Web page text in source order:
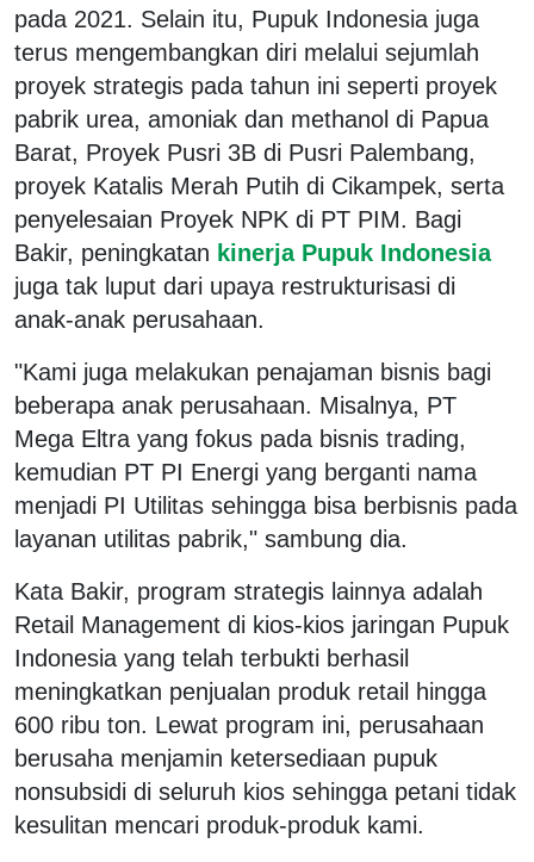
pada 2021. Selain itu, Pupuk Indonesia juga
terus mengembangkan diri melalui sejumlah
proyek strategis pada tahun ini seperti proyek
pabrik urea, amoniak dan methanol di Papua
Barat, Proyek Pusri 3B di Pusri Palembang,
proyek Katalis Merah Putih di Cikampek, serta
penyelesaian Proyek NPK di PT PIM. Bagi
Bakir, peningkatan kinerja Pupuk Indonesia
juga tak luput dari upaya restrukturisasi di
anak-anak perusahaan.
"Kami juga melakukan penajaman bisnis bagi
beberapa anak perusahaan. Misalnya, PT
Mega Eltra yang fokus pada bisnis trading,
kemudian PT PI Energi yang berganti nama
menjadi PI Utilitas sehingga bisa berbisnis pada
layanan utilitas pabrik," sambung dia.
Kata Bakir, program strategis lainnya adalah
Retail Management di kios-kios jaringan Pupuk
Indonesia yang telah terbukti berhasil
meningkatkan penjualan produk retail hingga
600 ribu ton. Lewat program ini, perusahaan
berusaha menjamin ketersediaan pupuk
nonsubsidi di seluruh kios sehingga petani tidak
kesulitan mencari produk-produk kami.